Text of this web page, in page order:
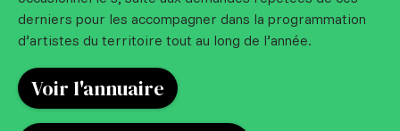
derniers pour les accompagner dans la programmation
d’artistes du territoire tout au long de l’année.
Voir l'annuaire